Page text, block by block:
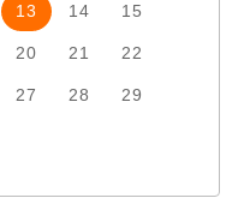
13 14 15
20 21 22
27 28 29